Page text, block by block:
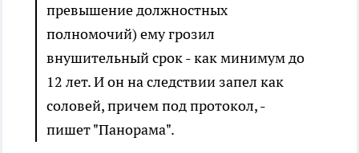
превышение должностных
полномочий) ему грозил
внушительный срок - как минимум до
12 лет. И он на следствии запел как
соловей, причем под протокол, -
пишет "Панорама".